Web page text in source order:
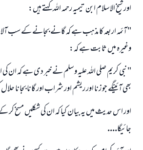
اور شيخ الاسلام ابن تيميہ رحمہ اللہ كہتے ہيں:
" آئمہ اربعہ كا مذہب ہے كہ گانے بجانے كے سب
وغيرہ ميں ثابت ہے كہ:
" نبى كريم صلى اللہ عليہ وسلم نے خبر دى ہے كہ ان
بھى آئينگے جو زنا اور ريشم اور شراب اور گانا بجانا حلال
اور اس حديث ميں يہ بيان كيا كہ ان كى شكليں مسخ كر كے
جائيگا....